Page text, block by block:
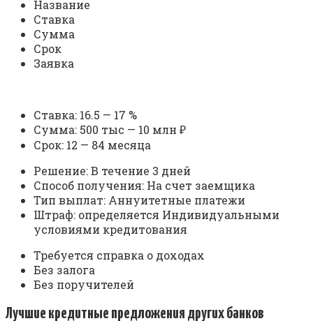
Название
Ставка
Сумма
Срок
Заявка
Ставка: 16.5 — 17 %
Сумма: 500 тыс — 10 млн ₽
Срок: 12 — 84 месяца
Решение: В течение 3 дней
Способ получения: На счет заемщика
Тип выплат: Аннуитетные платежи
Штраф: определяется Индивидуальными
условиями кредитования
Требуется справка о доходах
Без залога
Без поручителей
Лучшие кредитные предложения других банков